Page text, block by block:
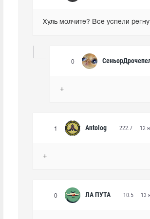
Хуль молчите? Все успели
0
+
1 Antolog 222.7 12
+
0 ЛА ПУТА 10.5 13